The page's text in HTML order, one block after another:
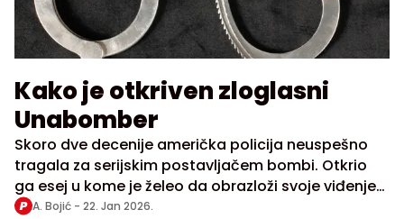
Kako je otkriven zloglasni
Unabomber
Skoro dve decenije američka policija neuspešno
tragala za serijskim postavljačem bombi. Otkrio
ga esej u kome je želeo da obrazloži svoje viđenje
savremenog sveta
A. Bojić - 22. Jan 2026.